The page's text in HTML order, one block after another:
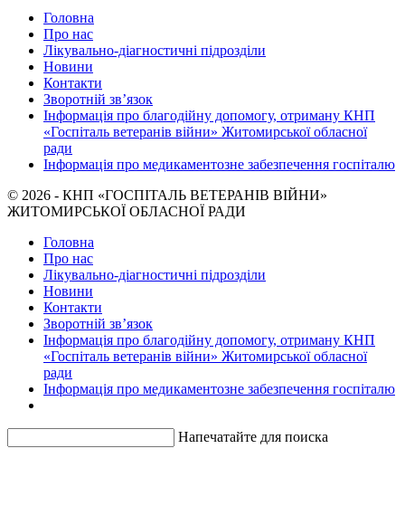
Головна
Про нас
Лікувально-діагностичні підрозділи
Новини
Контакти
Зворотній зв’язок
Інформація про благодійну допомогу, отриману КНП
«Госпіталь ветеранів війни» Житомирської обласної
ради
Інформація про медикаментозне забезпечення госпіталю
© 2026 - КНП «ГОСПІТАЛЬ ВЕТЕРАНІВ ВІЙНИ»
ЖИТОМИРСЬКОЇ ОБЛАСНОЇ РАДИ
Головна
Про нас
Лікувально-діагностичні підрозділи
Новини
Контакти
Зворотній зв’язок
Інформація про благодійну допомогу, отриману КНП
«Госпіталь ветеранів війни» Житомирської обласної
ради
Інформація про медикаментозне забезпечення госпіталю
Напечатайте для поиска